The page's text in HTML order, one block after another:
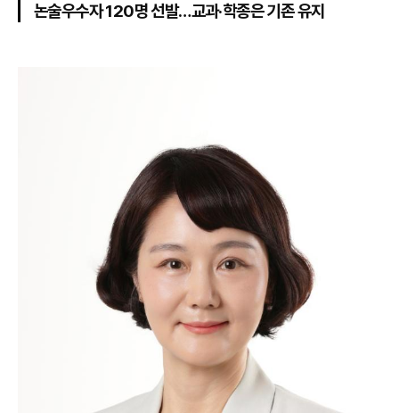
논술우수자 120명 선발…교과·학종은 기존 유지